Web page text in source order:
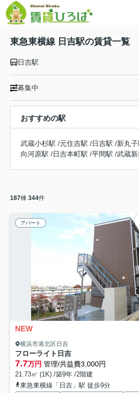
東急東横線 日吉駅の賃貸一覧
日吉駅
募集中
おすすめの駅
武蔵小杉駅 /元住吉駅 /日吉駅 /新丸
向河原駅 /日吉本町駅 /平間駅 /武蔵
187棟 344件
アパート
NEW
横浜市港北区日吉
フローライト日吉
7.7万円 管理/共益費3,000円
21.73㎡ (1K) /築9年 /2階建
東急東横線「日吉」駅 徒歩9分